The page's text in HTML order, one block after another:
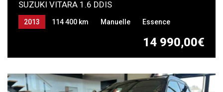
SUZUKI VITARA 1.6 DDIS
14 990,00€
2013 114 400 km Manuelle Essence